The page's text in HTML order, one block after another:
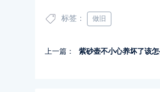
标签： 做旧
上一篇： 紫砂壶不小心养坏了该怎么补救？3